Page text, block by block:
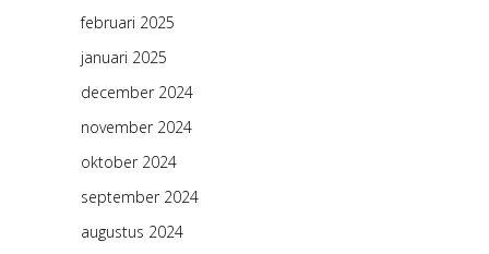
februari 2025
januari 2025
december 2024
november 2024
oktober 2024
september 2024
augustus 2024